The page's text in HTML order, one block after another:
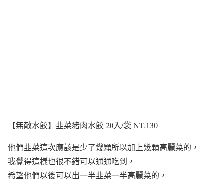
【無敵水餃】韭菜豬肉水餃 20入/袋 NT.130
他們韭菜這次應該是少了幾顆所以加上幾顆高麗菜的，
我覺得這樣也很不錯可以通通吃到，
希望他們以後可以出一半韭菜一半高麗菜的，